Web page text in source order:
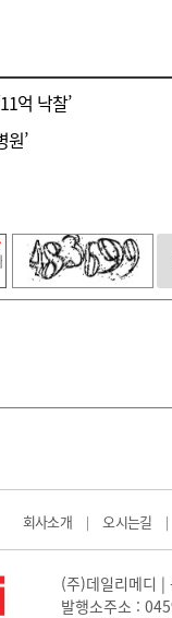
억 낙찰’
원’
회사소개 | 오시는길 |
(주)데일리메디
발행소주소 :